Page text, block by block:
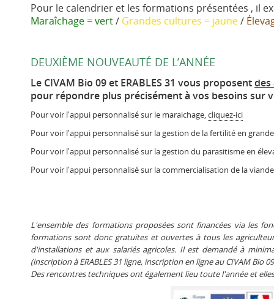
Pour le calendrier et les formations présentées , il
Maraîchage = vert/ Grandes cultures = jaune/
DEUXIÈME NOUVEAUTÉ DE L’ANNÉE
Le CIVAM Bio 09 et ERABLES 31 vous proposentdes
pour répondre plus précisément à vos besoins sur
Pour voir l'appui personnalisé sur le maraichage, cliquez-ici
Pour voir l'appui personnalisé sur la gestion de la fertilité en
Pour voir l'appui personnalisé sur la gestion du parasitisme en
Pour voir l'appui personnalisé sur la commercialisation de la
L'ensemble des formations proposées sont financées via les
formations sont donc gratuites et ouvertes à tous les
d'installations et aux salariés agricoles. Il est demandé à
(inscription à ERABLES 31 ligne, inscription en ligne au CIVAM Bio
Des rencontres techniques ont également lieu toute l'année et